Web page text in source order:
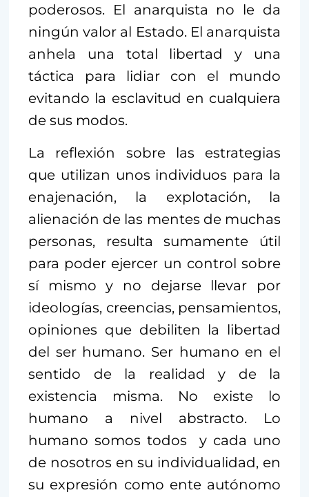
poderosos. El anarquista no le da
ningún valor al Estado. El anarquista
anhela una total libertad y una
táctica para lidiar con el mundo
evitando la esclavitud en cualquiera
de sus modos.
La reflexión sobre las estrategias
que utilizan unos individuos para la
enajenación, la explotación, la
alienación de las mentes de muchas
personas, resulta sumamente útil
para poder ejercer un control sobre
sí mismo y no dejarse llevar por
ideologías, creencias, pensamientos,
opiniones que debiliten la libertad
del ser humano. Ser humano en el
sentido de la realidad y de la
existencia misma. No existe lo
humano a nivel abstracto. Lo
humano somos todos y cada uno
de nosotros en su individualidad, en
su expresión como ente autónomo